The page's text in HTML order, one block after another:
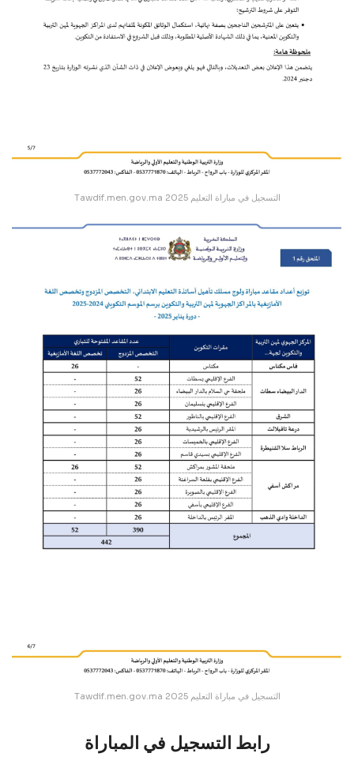
Tawdif.men.gov.ma التسجيل في مباراة التعليم 2025
Tawdif.men.gov.ma التسجيل في مباراة التعليم 2025
رابط التسجيل في المباراة